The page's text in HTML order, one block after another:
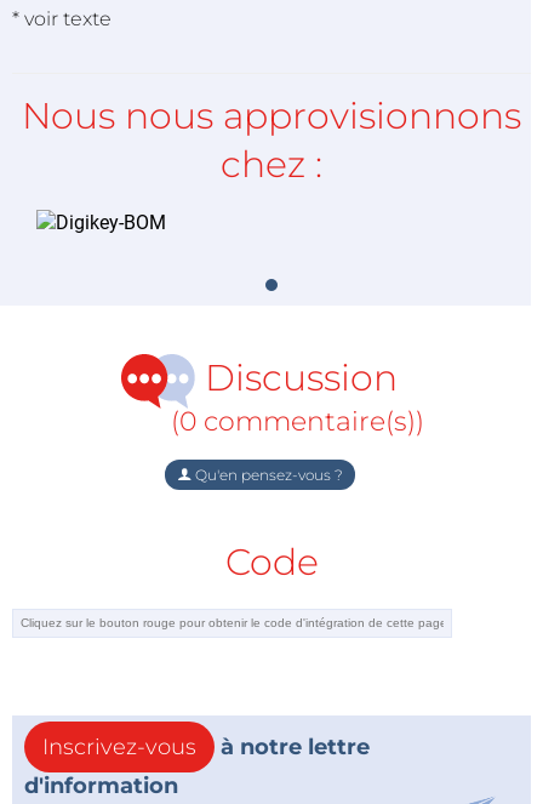
* voir texte
Nous nous approvisionnons
chez :
Discussion
(0 commentaire(s))
Qu'en pensez-vous ?
Code
Inscrivez-vous
à notre lettre
d'information